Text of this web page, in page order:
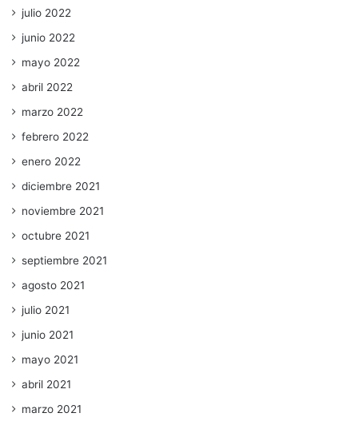
julio 2022
junio 2022
mayo 2022
abril 2022
marzo 2022
febrero 2022
enero 2022
diciembre 2021
noviembre 2021
octubre 2021
septiembre 2021
agosto 2021
julio 2021
junio 2021
mayo 2021
abril 2021
marzo 2021